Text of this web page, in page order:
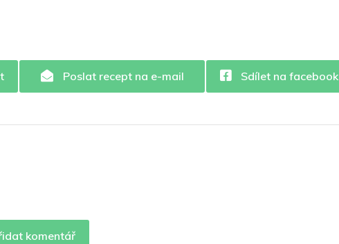
Poslat recept na e-mail Sdílet na facebook
komentář